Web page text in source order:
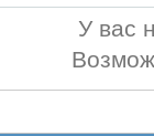
У вас